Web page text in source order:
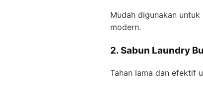
Mudah digunakan
modern.
2. Sabun Laundry
Tahan lama dan efektif